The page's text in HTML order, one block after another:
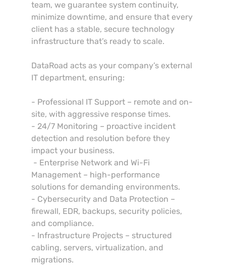
team, we guarantee system continuity,
minimize downtime, and ensure that every
client has a stable, secure technology
infrastructure that’s ready to scale.
DataRoad acts as your company’s external
IT department, ensuring:
- Professional IT Support – remote and on-
site, with aggressive response times.
- 24/7 Monitoring – proactive incident
detection and resolution before they
impact your business.
- Enterprise Network and Wi-Fi
Management – high-performance
solutions for demanding environments.
- Cybersecurity and Data Protection –
firewall, EDR, backups, security policies,
and compliance.
- Infrastructure Projects – structured
cabling, servers, virtualization, and
migrations.